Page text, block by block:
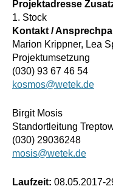
Projektadresse
1. Stock
Kontakt /
Marion Krippner, Lea
Projektumsetzung
(030) 93 67 46 54
kosmos@wetek.de
Birgit Mosis
Standortleitung
(030) 29036248
mosis@wetek.de
Laufzeit: 08.05.2017-